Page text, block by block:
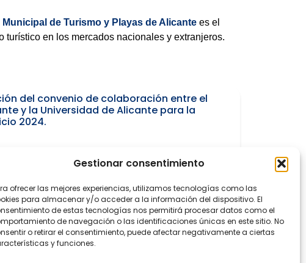
Gestionar consentimiento
ofrecer las mejores experiencias, utilizamos tecnologías como las
para almacenar y/o acceder a la información del dispositivo. El
de estas tecnologías nos permitirá procesar datos como el
de navegación o las identificaciones únicas en este sitio. No
o retirar el consentimiento, puede afectar negativamente a ciertas
y funciones.
Municipal de Turismo y Playas de Alicantees el
en los mercados nacionales y extranjeros.
del convenio de colaboración entre el
y la Universidad de Alicante para la
2024.
de lucro para el fortalecimiento de
PROMOCIÓN DE LA MARCA “ALICANTE